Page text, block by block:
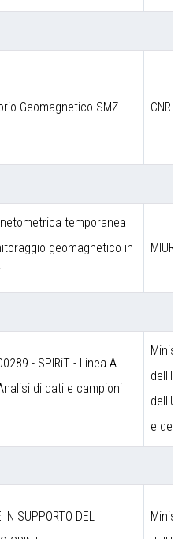
Geomagnetico SMZ CNR-
temporanea
geomagnetico in
MIUR
- SPIRiT - Linea A
di dati e campioni
e
IN SUPPORTO DEL